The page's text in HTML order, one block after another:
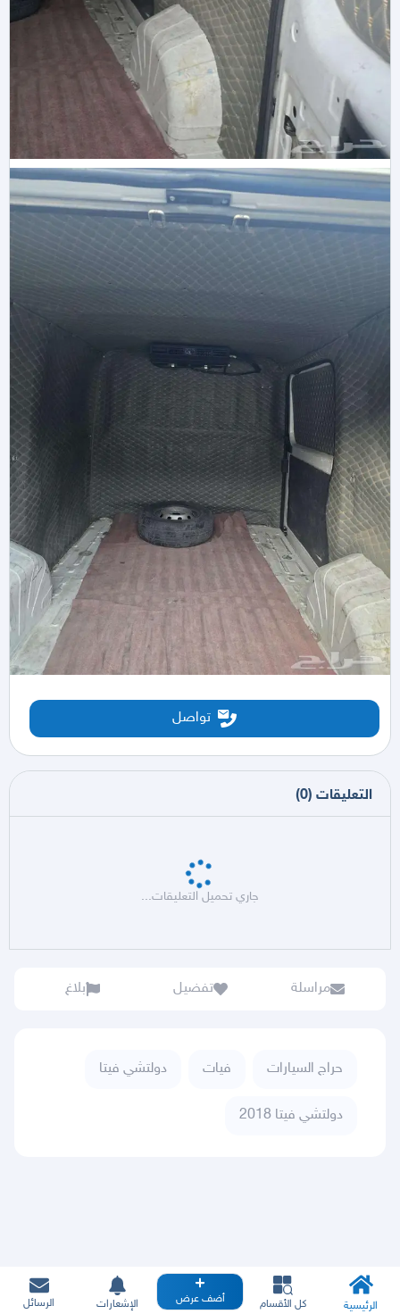
تواصل
التعليقات (
0
)
جاري تحميل التعليقات...
مراسلة تفضيل بلاغ
حراج السيارات فيات دولتشي فيتا
دولتشي فيتا 2018
الرئيسية كل الأقسام أضف عرض الإشعارات الرسائل